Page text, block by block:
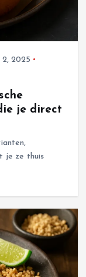
2025
je direct
je ze thuis